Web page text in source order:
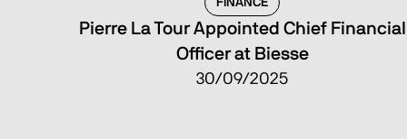
FINANCE
Pierre La Tour Appointed Chief Financial
Officer at Biesse
30/09/2025